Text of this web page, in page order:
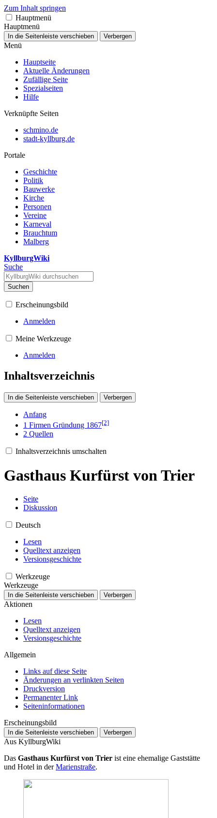
Zum Inhalt springen
Hauptmenü
Hauptmenü
In die Seitenleiste verschieben Verbergen
Menü
Hauptseite
Aktuelle Änderungen
Zufällige Seite
Spezialseiten
Hilfe
Verknüpfte Seiten
schmino.de
stadt-kyllburg.de
Portale
Geschichte
Politik
Bauwerke
Kirche
Personen
Vereine
Karneval
Brauchtum
Malberg
KyllburgWiki
Suche
Suchen
Erscheinungsbild
Anmelden
Meine Werkzeuge
Anmelden
Inhaltsverzeichnis
In die Seitenleiste verschieben Verbergen
Anfang
1 Firmen Gründung 1867[2]
2 Quellen
Inhaltsverzeichnis umschalten
Gasthaus Kurfürst von Trier
Seite
Diskussion
Deutsch
Lesen
Quelltext anzeigen
Versionsgeschichte
Werkzeuge
Werkzeuge
In die Seitenleiste verschieben Verbergen
Aktionen
Lesen
Quelltext anzeigen
Versionsgeschichte
Allgemein
Links auf diese Seite
Änderungen an verlinkten Seiten
Druckversion
Permanenter Link
Seiten­­informationen
Erscheinungsbild
In die Seitenleiste verschieben Verbergen
Aus KyllburgWiki
Das Gasthaus Kurfürst von Trier ist eine ehemalige Gaststätte
und Hotel in derMarienstraße.